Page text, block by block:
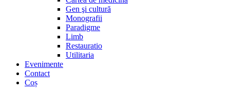
Gen şi cultură
Monografii
Paradigme
Limb
Restauratio
Utilitaria
Evenimente
Contact
Coș